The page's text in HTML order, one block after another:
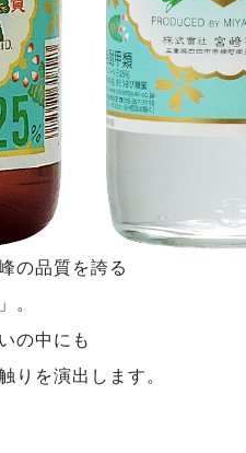
の品質を誇る
。
の中にも
りを演出します。